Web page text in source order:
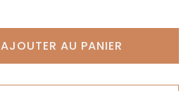
AJOUTER AU PANIER